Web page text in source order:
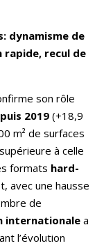
dynamisme de
recul de
son rôle
2019(+18,9
m² de surfaces
à celle
formats hard-
avec une hausse
de
internationalea
l’évolution